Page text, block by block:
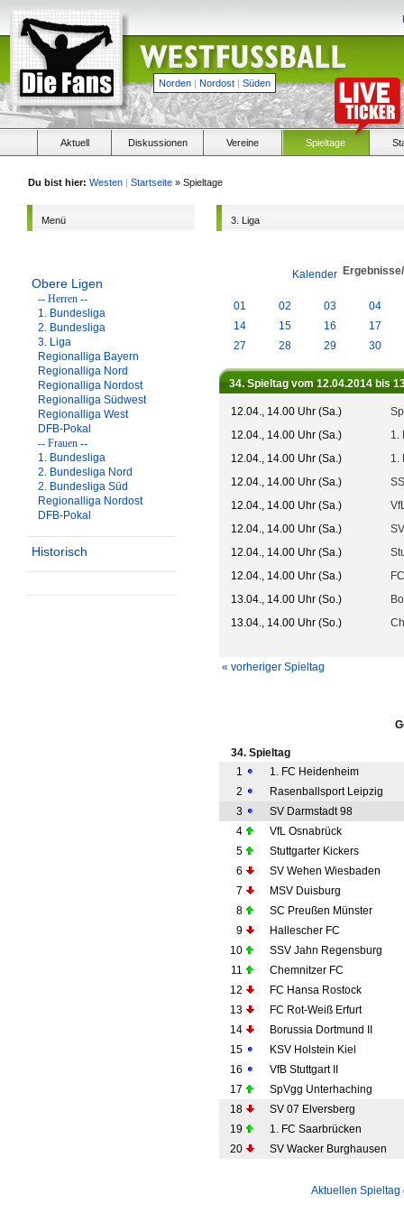
Norden | Nordost | Süden
Aktuell Diskussionen Vereine Spieltage
Du bist hier: Westen | Startseite » Spieltage
Menü
Obere Ligen
-- Herren --
1. Bundesliga
2. Bundesliga
3. Liga
Regionalliga Bayern
Regionalliga Nord
Regionalliga Nordost
Regionalliga Südwest
Regionalliga West
DFB-Pokal
-- Frauen --
1. Bundesliga
2. Bundesliga Nord
2. Bundesliga Süd
Regionalliga Nordost
DFB-Pokal
Historisch
3. Liga
Kalender
01 02 03
04
14
15 16
17
27
28 29 30
34. Spieltag vom 12.04.2014 bis
12.04., 14.00 Uhr (Sa.)
12.04., 14.00 Uhr (Sa.)
1.
12.04., 14.00 Uhr (Sa.)
1.
12.04., 14.00 Uhr (Sa.)
12.04., 14.00 Uhr (Sa.)
12.04., 14.00 Uhr (Sa.)
12.04., 14.00 Uhr (Sa.)
12.04., 14.00 Uhr (Sa.)
13.04., 14.00 Uhr (So.)
13.04., 14.00 Uhr (So.)
« vorheriger Spieltag
34. Spieltag
1
1. FC Heidenheim
2
Rasenballsport Leipzig
3
SV Darmstadt 98
4
VfL Osnabrück
5
Stuttgarter Kickers
6
SV Wehen Wiesbaden
7
MSV Duisburg
8
SC Preußen Münster
9
Hallescher FC
10
SSV Jahn Regensburg
11
Chemnitzer FC
12
FC Hansa Rostock
13
FC Rot-Weiß Erfurt
14
Borussia Dortmund II
15
KSV Holstein Kiel
16
VfB Stuttgart II
17
SpVgg Unterhaching
18
SV 07 Elversberg
19
1. FC Saarbrücken
20
SV Wacker Burghausen
Aktuellen Spieltag